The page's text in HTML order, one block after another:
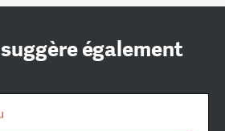
également